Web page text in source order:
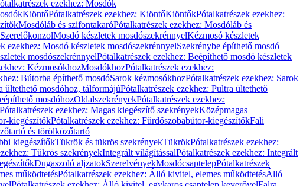
ezekhez: Mosdók
KiöntőPótalkatrészek ezekhez: KiöntőKiöntőkPótalkatrészek ezekhez:
Mosdóláb és szifontakaróPótalkatrészek ezekhez: Mosdóláb és
SzerelőkonzolMosdó készletek mosdószekrénnyelKézmosó készletek
ezekhez: Mosdó készletek mosdószekrénnyelSzekrénybe építhető mosdó
mosdószekrénnyelPótalkatrészek ezekhez: Beépíthető mosdó készletek
KézmosókhozMosdókhozPótalkatrészek ezekhez:
Bútorba építhető mosdóSarok kézmosókhozPótalkatrészek ezekhez: Sarok
ültethető mosdóhoz, tálformájúPótalkatrészek ezekhez: Pultra ültethető
mosdóhozOldalszekrényekPótalkatrészek ezekhez:
Pótalkatrészek ezekhez: Magas kiegészítő szekrényekKözépmagas
kiegészítőkPótalkatrészek ezekhez: Fürdőszobabútor-kiegészítőkFali
és törölközőtartó
kiegészítőkTükrök és tükrös szekrényekTükrökPótalkatrészek ezekhez:
Tükrös szekrényekIntegrált világítássalPótalkatrészek ezekhez: Integrált
Dugaszoló aljzatokSzerelvényekMosdócsaptelepPótalkatrészek
működtetésPótalkatrészek ezekhez: Álló kivitel, elemes működtetésÁlló